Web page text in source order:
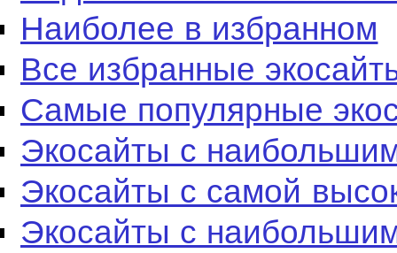
Наиболее в избранном
Все избранные
Самые популярные
Экосайты с
Экосайты с самой
Экосайты с